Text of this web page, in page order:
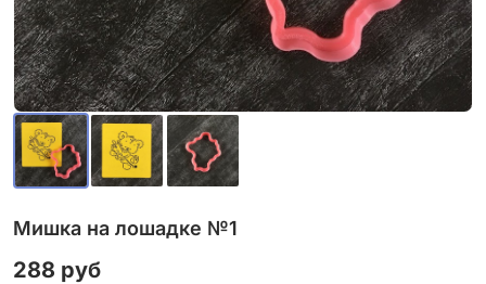
Мишка на лошадке №1
288 руб